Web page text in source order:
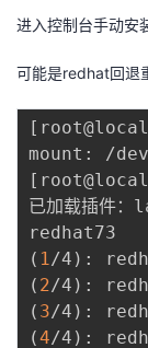
进入控制台手动安
可能是redhat回退
[
[
已加载插
( 1 /4 ) :
( 2/4 ) :
( 3/4 ) :
(4/4 ) :